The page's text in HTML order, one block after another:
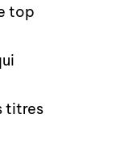
top
titres